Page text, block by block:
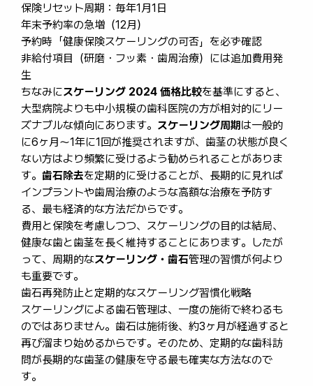
保険リセット周期：毎年1月1日
年末予約率の急増（12月）
予約時「健康保険スケーリングの可否」を必ず確認
非給付項目（研磨・フッ素・歯周治療）には追加費用発
生
ちなみにスケーリング 2024 価格比較を基準にすると、
大型病院よりも中小規模の歯科医院の方が相対的にリー
ズナブルな傾向にあります。 スケーリング周期は一般的
に6ヶ月〜1年に1回が推奨されますが、歯茎の状態が良く
ない方はより頻繁に受けるよう勧められることがありま
す。 歯石除去を定期的に受けることが、長期的に見れば
インプラントや歯周治療のような高額な治療を予防す
る、最も経済的な方法だからです。
費用と保険を考慮しつつ、スケーリングの目的は結局、
健康な歯と歯茎を長く維持することにあります。したが
って、周期的なスケーリング・歯石管理の習慣が何より
も重要です。
歯石再発防止と定期的なスケーリング習慣化戦略
スケーリングによる歯石管理は、一度の施術で終わるも
のではありません。歯石は施術後、約3ヶ月が経過すると
再び溜まり始めるからです。そのため、定期的な歯科訪
問が長期的な歯茎の健康を守る最も確実な方法なので
す。